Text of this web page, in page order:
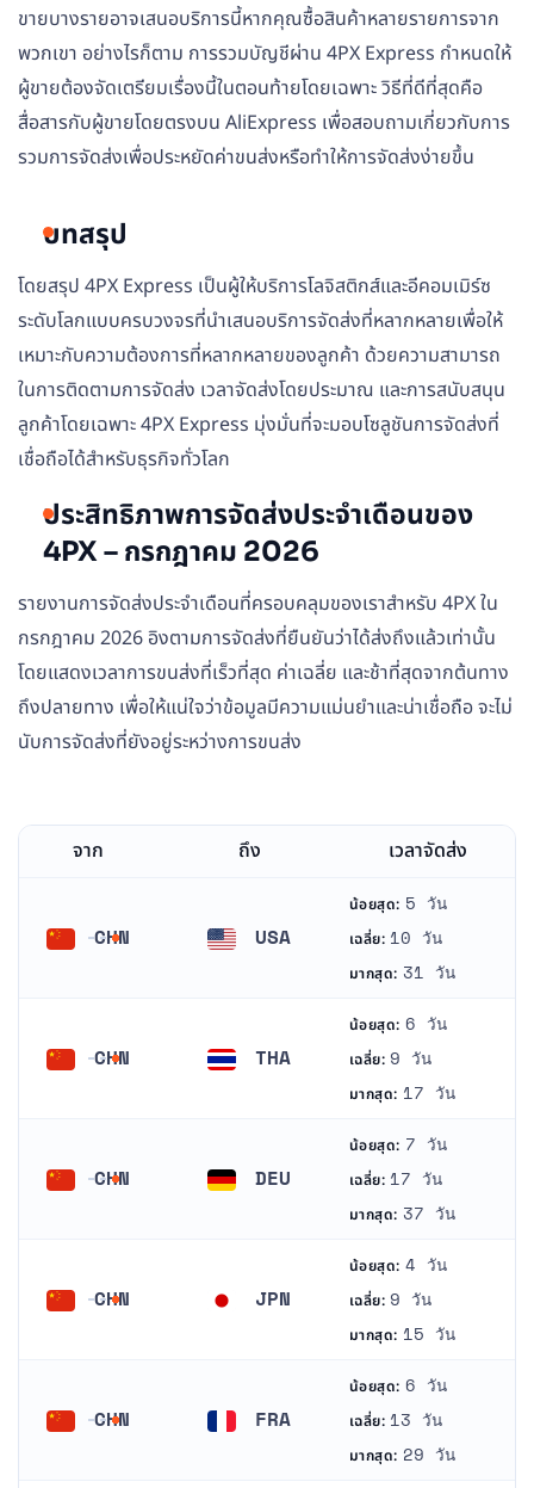
ขายบางรายอาจเสนอบริการนี้หากคุณซื้อสินค้าหลายรายการจาก
พวกเขา อย่างไรก็ตาม การรวมบัญชีผ่าน 4PX Express กำหนดให้
ผู้ขายต้องจัดเตรียมเรื่องนี้ในตอนท้ายโดยเฉพาะ วิธีที่ดีที่สุดคือ
สื่อสารกับผู้ขายโดยตรงบน AliExpress เพื่อสอบถามเกี่ยวกับการ
รวมการจัดส่งเพื่อประหยัดค่าขนส่งหรือทำให้การจัดส่งง่ายขึ้น
บทสรุป
โดยสรุป 4PX Express เป็นผู้ให้บริการโลจิสติกส์และอีคอมเมิร์ซ
ระดับโลกแบบครบวงจรที่นำเสนอบริการจัดส่งที่หลากหลายเพื่อให้
เหมาะกับความต้องการที่หลากหลายของลูกค้า ด้วยความสามารถ
ในการติดตามการจัดส่ง เวลาจัดส่งโดยประมาณ และการสนับสนุน
ลูกค้าโดยเฉพาะ 4PX Express มุ่งมั่นที่จะมอบโซลูชันการจัดส่งที่
เชื่อถือได้สำหรับธุรกิจทั่วโลก
ประสิทธิภาพการจัดส่งประจำเดือนของ
4PX – กรกฎาคม 2026
รายงานการจัดส่งประจำเดือนที่ครอบคลุมของเราสำหรับ 4PX ใน
กรกฎาคม 2026 อิงตามการจัดส่งที่ยืนยันว่าได้ส่งถึงแล้วเท่านั้น
โดยแสดงเวลาการขนส่งที่เร็วที่สุด ค่าเฉลี่ย และช้าที่สุดจากต้นทาง
ถึงปลายทาง เพื่อให้แน่ใจว่าข้อมูลมีความแม่นยำและน่าเชื่อถือ จะไม่
นับการจัดส่งที่ยังอยู่ระหว่างการขนส่ง
จาก ถึง เวลาจัดส่ง
CHN USA
น้อยสุด: 5 วัน
เฉลี่ย: 10 วัน
มากสุด: 31 วัน
CHN THA
น้อยสุด: 6 วัน
เฉลี่ย: 9 วัน
มากสุด: 17 วัน
CHN DEU
น้อยสุด: 7 วัน
เฉลี่ย: 17 วัน
มากสุด: 37 วัน
CHN JPN
น้อยสุด: 4 วัน
เฉลี่ย: 9 วัน
มากสุด: 15 วัน
CHN FRA
น้อยสุด: 6 วัน
เฉลี่ย: 13 วัน
มากสุด: 29 วัน